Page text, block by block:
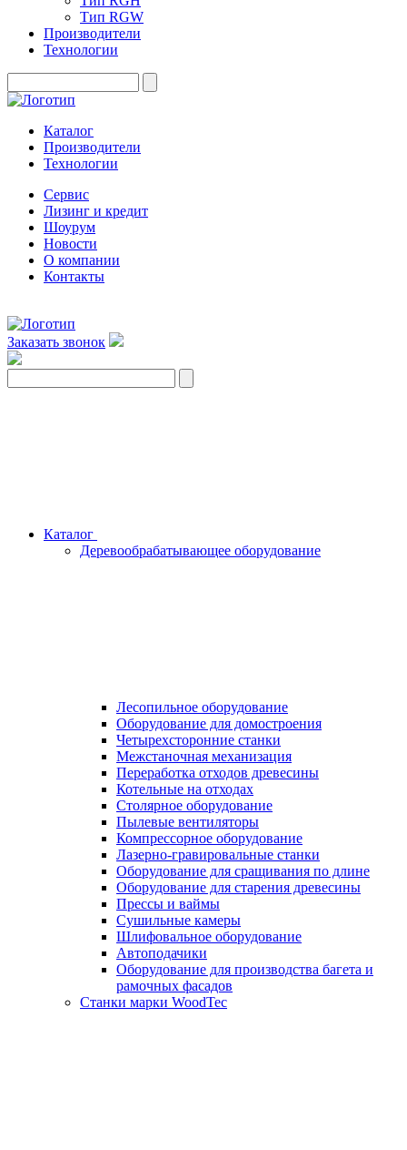
Тип RGW
Производители
Технологии
Каталог
Производители
Технологии
Сервис
Лизинг и кредит
Шоурум
Новости
О компании
Контакты
Заказать звонок
Каталог
Деревообрабатывающее оборудование
Лесопильное оборудование
Оборудование для домостроения
Четырехсторонние станки
Межстаночная механизация
Переработка отходов древесины
Котельные на отходах
Столярное оборудование
Пылевые вентиляторы
Компрессорное оборудование
Лазерно-гравировальные станки
Оборудование для сращивания по длине
Оборудование для старения древесины
Прессы и ваймы
Сушильные камеры
Шлифовальное оборудование
Автоподачики
Оборудование для производства багета и
рамочных фасадов
Станки марки WoodTec